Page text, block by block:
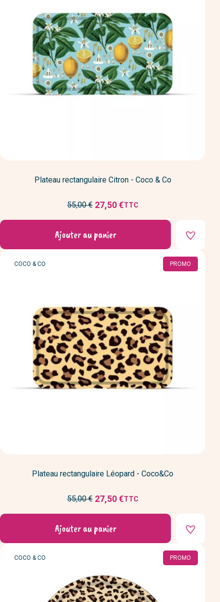
Plateau rectangulaire Citron - Coco & Co
Prix
base
55,00 €
Prix
réduit
27,50 €TTC
Ajouter au panier
MARQUE
COCO & CO PROMO
Plateau rectangulaire Léopard - Coco&Co
Prix
base
55,00 €
Prix
réduit
27,50 €TTC
Ajouter au panier
MARQUE
COCO & CO PROMO